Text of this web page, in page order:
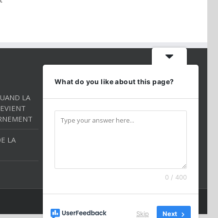
LA
LA
Téléphone:01 86 98 27 27
Mobile:054 2544520
Email:andredarmon78@gmail.com
What do you like about this page?
0 / 400
Skip Next